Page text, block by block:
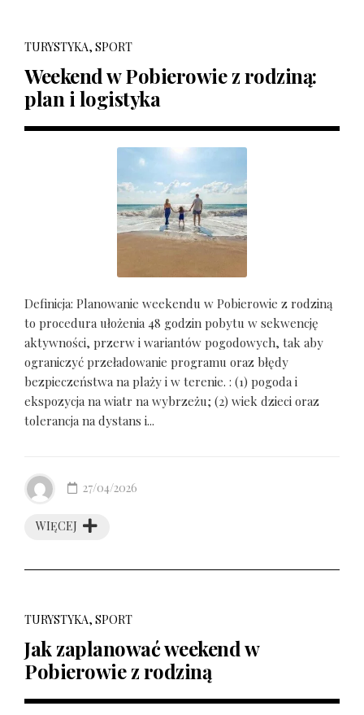
TURYSTYKA, SPORT
Weekend w Pobierowie z rodziną:
plan i logistyka
Definicja: Planowanie weekendu w Pobierowie z rodziną
to procedura ułożenia 48 godzin pobytu w sekwencję
aktywności, przerw i wariantów pogodowych, tak aby
ograniczyć przeładowanie programu oraz błędy
bezpieczeństwa na plaży i w terenie. : (1) pogoda i
ekspozycja na wiatr na wybrzeżu; (2) wiek dzieci oraz
tolerancja na dystans i...
WIĘCEJ
27/04/2026
TURYSTYKA, SPORT
Jak zaplanować weekend w
Pobierowie z rodziną